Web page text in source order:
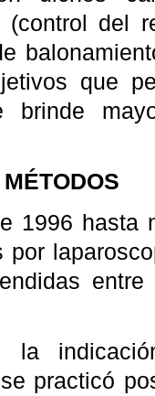
(control del
que
brinde
1996 hasta
por
la
practicó